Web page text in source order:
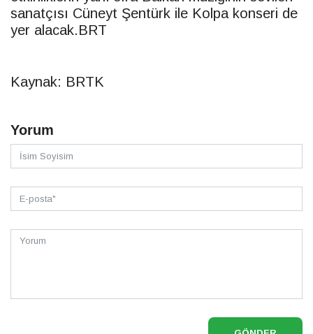
sanatçısı Cüneyt Şentürk ile Kolpa konseri de
yer alacak.BRT
Kaynak: BRTK
Yorum